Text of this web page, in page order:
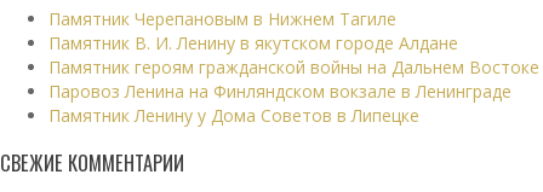
Памятник Черепановым в Нижнем Тагиле
Памятник В. И. Ленину в якутском городе Алдане
Памятник героям гражданской войны на Дальнем Востоке
Паровоз Ленина на Финляндском вокзале в Ленинграде
Памятник Ленину у Дома Советов в Липецке
СВЕЖИЕ КОММЕНТАРИИ